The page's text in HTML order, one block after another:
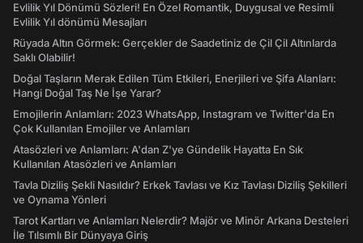
Evlilik Yıl Dönümü Sözleri! En Özel Romantik, Duygusal ve Resimli
Evlilik Yıl dönümü Mesajları
Rüyada Altın Görmek: Gerçekler de Saadetiniz de Çil Çil Altınlarda
Saklı Olabilir!
Doğal Taşların Merak Edilen Tüm Etkileri, Enerjileri ve Şifa Alanları:
Hangi Doğal Taş Ne İşe Yarar?
Emojilerin Anlamları: 2023 WhatsApp, Instagram ve Twitter'da En
Çok Kullanılan Emojiler ve Anlamları
Atasözleri ve Anlamları: A'dan Z'ye Gündelik Hayatta En Sık
Kullanılan Atasözleri ve Anlamları
Tavla Diziliş Şekli Nasıldır? Erkek Tavlası ve Kız Tavlası Diziliş Şekilleri
ve Oynama Yönleri
Tarot Kartları ve Anlamları Nelerdir? Majör ve Minör Arkana Desteleri
İle Tılsımlı Bir Dünyaya Giriş